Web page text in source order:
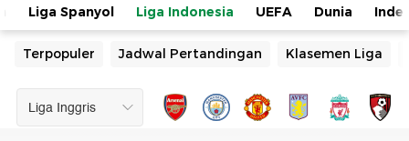
Liga Spanyol Liga Indonesia UEFA Dunia
Terpopuler Jadwal Pertandingan Klasemen Liga